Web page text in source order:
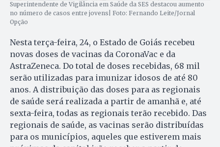
Superintendente de Vigilância em Saúde da SES destacou aumento
no número de casos entre jovens| Foto: Fernando Leite/Jornal
Opção
Nesta terça-feira, 24, o Estado de Goiás recebeu
novas doses de vacinas da CoronaVac e da
AstraZeneca. Do total de doses recebidas, 68 mil
serão utilizadas para imunizar idosos de até 80
anos. A distribuição das doses para as regionais
de saúde será realizada a partir de amanhã e, até
sexta-feira, todas as regionais terão recebido. Das
regionais de saúde, as vacinas serão distribuídas
para os municípios, aqueles que estiverem mais